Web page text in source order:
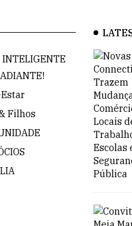
INTELIGENTE
Filhos